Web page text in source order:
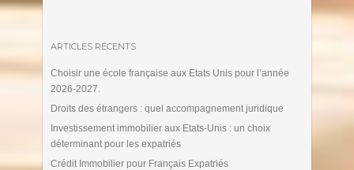
ARTICLES RÉCENTS
Choisir une école française aux Etats Unis pour l’année
2026-2027.
Droits des étrangers : quel accompagnement juridique
Investissement immobilier aux Etats-Unis : un choix
déterminant pour les expatriés
Crédit Immobilier pour Français Expatriés